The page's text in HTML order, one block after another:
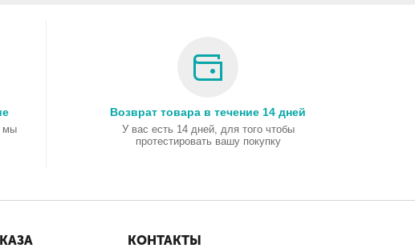
мы
Возврат товара в течение 14 дней
У вас есть 14 дней, для того чтобы
протестировать вашу покупку
КОНТАКТЫ